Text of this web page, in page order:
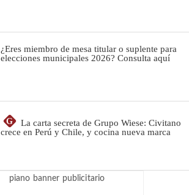
¿Eres miembro de mesa titular o suplente para
elecciones municipales 2026? Consulta aquí
G
La carta secreta de Grupo Wiese: Civitano
crece en Perú y Chile, y cocina nueva marca